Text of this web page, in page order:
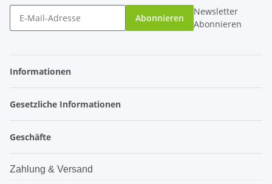
Abonnieren
Newsletter
Abonnieren
Informationen
Gesetzliche Informationen
Geschäfte
Zahlung & Versand